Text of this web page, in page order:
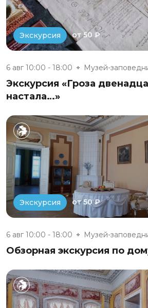
Экскурсия от 50 ₽
6 авг 10:00 - 18:00
Экскурсия «Гроза
настала…»
Экскурсия от 50 ₽
6 авг 10:00 - 18:00
Обзорная экскурсия по